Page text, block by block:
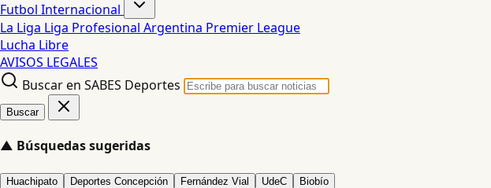
Futbol Internacional
La Liga Liga Profesional Argentina Premier League
Lucha Libre
AVISOS LEGALES
Buscar en SABES Deportes
Buscar
▲ Búsquedas sugeridas
Huachipato Deportes Concepción Fernández Vial UdeC Biobío